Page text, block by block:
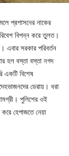
প্রশাসনের নাকের
বিপন্ন করে তুলত।
এবার সরকার পরিবর্তন
হল বস্তা বস্তা নগদ
একটি বিশেষ
ডেরায়। ধরা
পুলিশের ওই
হেপাজতে নেয়া